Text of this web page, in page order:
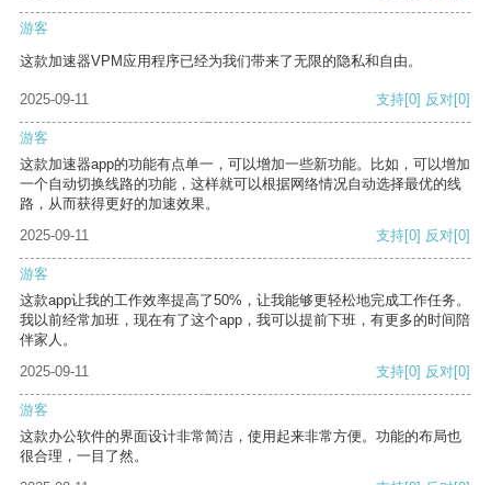
游客
这款加速器VPM应用程序已经为我们带来了无限的隐私和自由。
2025-09-11 支持[0] 反对[0]
游客
这款加速器app的功能有点单一，可以增加一些新功能。比如，可以增加
一个自动切换线路的功能，这样就可以根据网络情况自动选择最优的线
路，从而获得更好的加速效果。
2025-09-11
支持[0] 反对[0]
游客
这款app让我的工作效率提高了50%，让我能够更轻松地完成工作任务。
我以前经常加班，现在有了这个app，我可以提前下班，有更多的时间陪
伴家人。
2025-09-11
支持[0] 反对[0]
游客
这款办公软件的界面设计非常简洁，使用起来非常方便。功能的布局也
很合理，一目了然。